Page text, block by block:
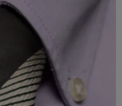
Clermont Auvergne